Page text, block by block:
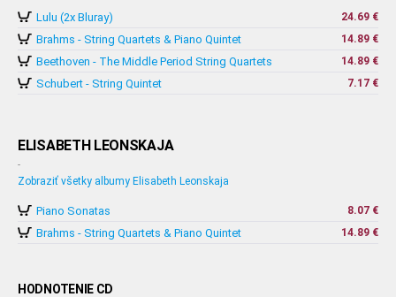
Lulu (2x Bluray) 24.69 €
Brahms - String Quartets & Piano Quintet 14.89 €
Beethoven - The Middle Period String Quartets 14.89 €
Schubert - String Quintet 7.17 €
ELISABETH LEONSKAJA
-
Zobraziť všetky albumy Elisabeth Leonskaja
Piano Sonatas 8.07 €
Brahms - String Quartets & Piano Quintet 14.89 €
HODNOTENIE CD